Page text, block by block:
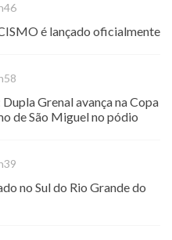
é lançado oficialmente
Grenal avança na Copa
de São Miguel no pódio
no Sul do Rio Grande do